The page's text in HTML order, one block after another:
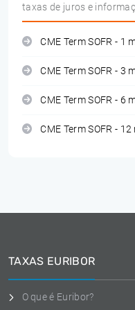
taxas de juros e
CME Term SOFR - 1
CME Term SOFR - 3
CME Term SOFR - 6
CME Term SOFR -
TAXAS EURIBOR
O que é Euribor?